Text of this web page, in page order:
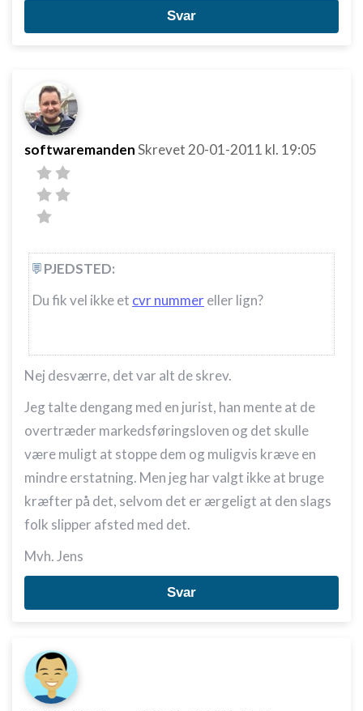
Svar
softwaremandenSkrevet 20-01-2011 kl. 19:05
PJEDSTED:
Du fik vel ikke et cvr nummereller lign?
Nej desværre, det var alt de skrev.
Jeg talte dengang med en jurist, han mente at de
overtræder markedsføringsloven og det skulle
være muligt at stoppe dem og muligvis kræve en
mindre erstatning. Men jeg har valgt ikke at bruge
kræfter på det, selvom det er ærgeligt at den slags
folk slipper afsted med det.
Mvh. Jens
Svar